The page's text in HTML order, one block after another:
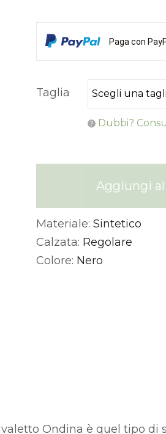
Paga con
Taglia
Dubbi?
Aggiungi
Alternative:
Materiale: Sintetico
Calzata: Regolare
Colore: Nero
Ondina è quel tipo di